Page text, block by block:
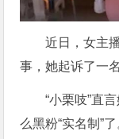
近日，女主
事，她起诉了一
“小栗吱”直
么黑粉“实名制”